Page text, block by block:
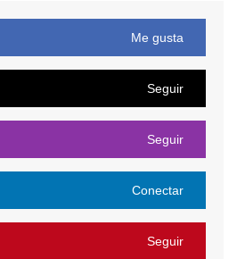
Me gusta
Seguir
Seguir
Conectar
Seguir